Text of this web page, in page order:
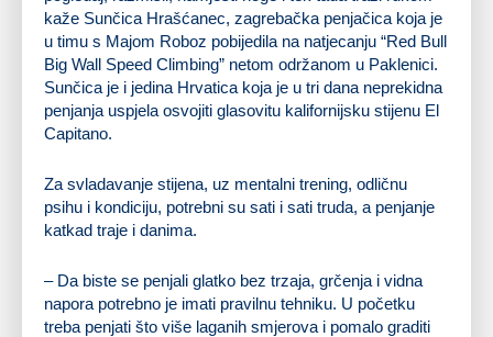
kaže Sunčica Hrašćanec, zagrebačka penjačica koja je
u timu s Majom Roboz pobijedila na natjecanju “Red Bull
Big Wall Speed Climbing” netom održanom u Paklenici.
Sunčica je i jedina Hrvatica koja je u tri dana neprekidna
penjanja uspjela osvojiti glasovitu kalifornijsku stijenu El
Capitano.
Za svladavanje stijena, uz mentalni trening, odličnu
psihu i kondiciju, potrebni su sati i sati truda, a penjanje
katkad traje i danima.
– Da biste se penjali glatko bez trzaja, grčenja i vidna
napora potrebno je imati pravilnu tehniku. U početku
treba penjati što više laganih smjerova i pomalo graditi